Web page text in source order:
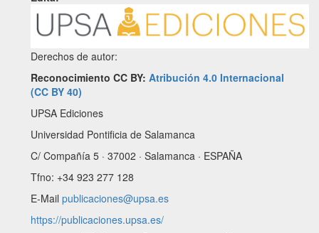
Derechos de autor:
Reconocimiento CC BY: Atribución 4.0 Internacional
(CC BY 40)
UPSA Ediciones
Universidad Pontificia de Salamanca
C/ Compañía 5 · 37002 · Salamanca · ESPAÑA
Tfno: +34 923 277 128
E-Mail publicaciones@upsa.es
https://publicaciones.upsa.es/